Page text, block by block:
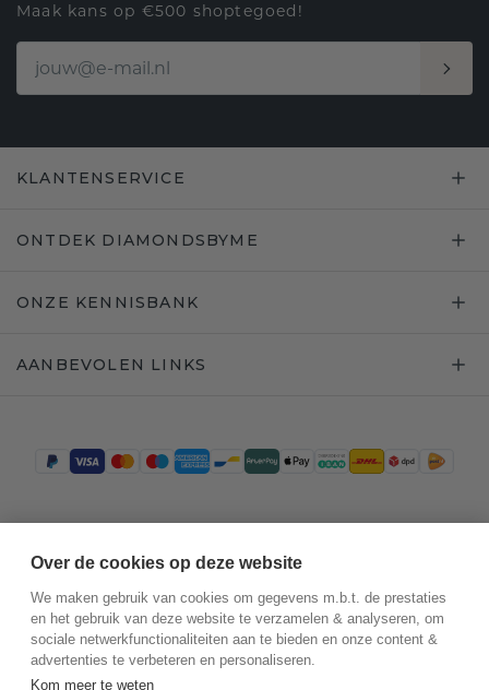
Maak kans op €500 shoptegoed!
KLANTENSERVICE
ONTDEK DIAMONDSBYME
ONZE KENNISBANK
AANBEVOLEN LINKS
Over de cookies op deze website
We maken gebruik van cookies om gegevens m.b.t. de prestaties
en het gebruik van deze website te verzamelen & analyseren, om
sociale netwerkfunctionaliteiten aan te bieden en onze content &
advertenties te verbeteren en personaliseren.
Kom meer te weten